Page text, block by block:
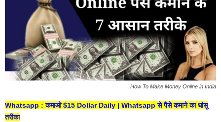
How To Make Money Online in India
Whatsapp : कमाओ $15 Dollar Daily | Whatsapp से पैसे कमाने का धांसू
तरीका